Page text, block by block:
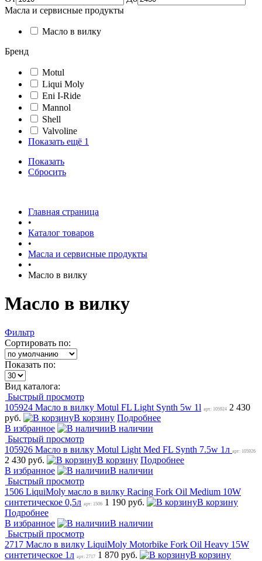
Масла и сервисные продукты
Масло в вилку
Бренд
Motul
Liqui Moly
Eni I-Ride
Mannol
Shell
Valvoline
Показать ещё 1
Показать
Сбросить
Главная страница
•
Каталог товаров
•
Масла и сервисные продукты
•
Масло в вилку
Масло в вилку
Фильтр
Сортировать по:
Показать по:
Вид каталога:
Быстрый просмотр
105924 Масло в вилку Motul FL Light Synth 5w 1l арт: 105924 2 430
руб.
В корзину Подробнее
В избранное
В наличии
Быстрый просмотр
105926 Масло в вилку Motul Light Med FL Synth 7.5w 1л арт: 105926
2 430 руб. В корзину Подробнее
В избранное
В наличии
Быстрый просмотр
1506 LiquiMoly масло в вилку Racing Fork Oil Medium 10W
синтетическое 0,5л арт: 1506 1 190 руб.
В корзину
Подробнее
В избранное
В наличии
Быстрый просмотр
2717 Масло в вилку LiquiMoly Motorbike Fork Oil Heavy 15W
синтетическое 1л арт: 2717 1 870 руб.
В корзину